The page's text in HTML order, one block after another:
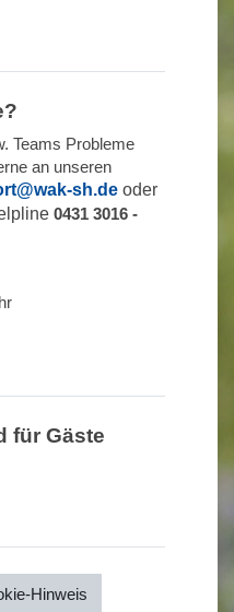
Teams Probleme
an unseren
sh.de oder
0431 3016 -
für Gäste
Hinweis